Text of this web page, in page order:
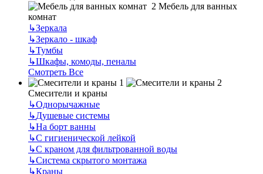
Мебель для ванных
комнат
↳Зеркала
↳Зеркало - шкаф
↳Тумбы
↳Шкафы, комоды, пеналы
Смотреть Все
Смесители и краны
↳Однорычажные
↳Душевые системы
↳На борт ванны
↳С гигиенической лейкой
↳С краном для фильтрованной воды
↳Система скрытого монтажа
↳Краны